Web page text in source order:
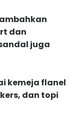
dan
juga
kemeja flanel
dan topi